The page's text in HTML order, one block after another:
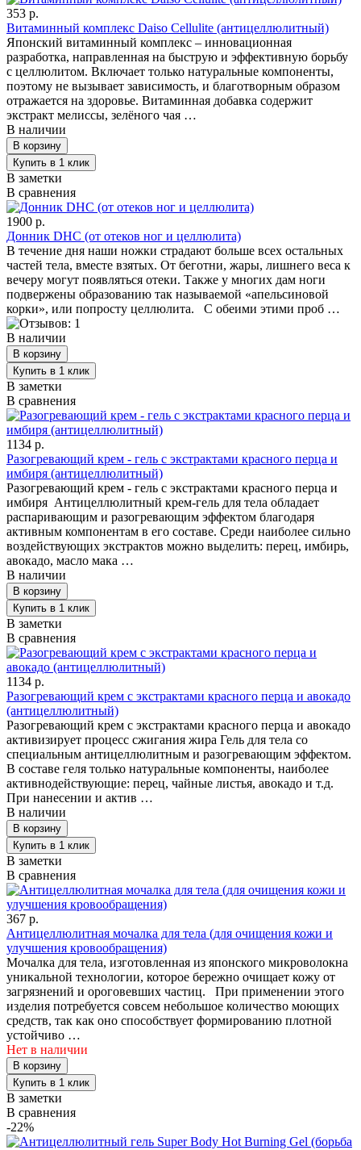
353 р.
Витаминный комплекс Daiso Cellulite (антицеллюлитный)
Японский витаминный комплекс – инновационная
разработка, направленная на быструю и эффективную борьбу
с целлюлитом. Включает только натуральные компоненты,
поэтому не вызывает зависимость, и благотворным образом
отражается на здоровье. Витаминная добавка содержит
экстракт мелиссы, зелёного чая …
В наличии
В заметки
В сравнения
1900 р.
Донник DHC (от отеков ног и целлюлита)
В течение дня наши ножки страдают больше всех остальных
частей тела, вместе взятых. От беготни, жары, лишнего веса к
вечеру могут появляться отеки. Также у многих дам ноги
подвержены образованию так называемой «апельсиновой
корки», или попросту целлюлита. С обеими этими проб …
В наличии
В заметки
В сравнения
1134 р.
Разогревающий крем - гель с экстрактами красного перца и
имбиря (антицеллюлитный)
Разогревающий крем - гель с экстрактами красного перца и
имбиря Антицеллюлитный крем-гель для тела обладает
распаривающим и разогревающим эффектом благодаря
активным компонентам в его составе. Среди наиболее сильно
воздействующих экстрактов можно выделить: перец, имбирь,
авокадо, масло мака …
В наличии
В заметки
В сравнения
1134 р.
Разогревающий крем с экстрактами красного перца и авокадо
(антицеллюлитный)
Разогревающий крем с экстрактами красного перца и авокадо
активизирует процесс сжигания жира Гель для тела со
специальным антицеллюлитным и разогревающим эффектом.
В составе геля только натуральные компоненты, наиболее
активнодействующие: перец, чайные листья, авокадо и т.д.
При нанесении и актив …
В наличии
В заметки
В сравнения
367 р.
Антицеллюлитная мочалка для тела (для очищения кожи и
улучшения кровообращения)
Мочалка для тела, изготовленная из японского микроволокна
уникальной технологии, которое бережно очищает кожу от
загрязнений и ороговевших частиц. При применении этого
изделия потребуется совсем небольшое количество моющих
средств, так как оно способствует формированию плотной
устойчиво …
Нет в наличии
В заметки
В сравнения
-22%